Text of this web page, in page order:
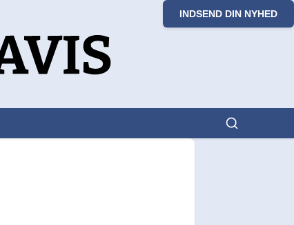
INDSEND DIN NYHED